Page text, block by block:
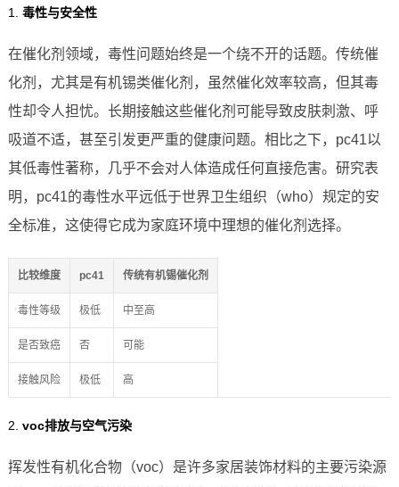
1. 毒性与安全性
在催化剂领域，毒性问题始终是一个绕不开的话题。传统催
化剂，尤其是有机锡类催化剂，虽然催化效率较高，但其毒
性却令人担忧。长期接触这些催化剂可能导致皮肤刺激、呼
吸道不适，甚至引发更严重的健康问题。相比之下，pc41以
其低毒性著称，几乎不会对人体造成任何直接危害。研究表
明，pc41的毒性水平远低于世界卫生组织（who）规定的安
全标准，这使得它成为家庭环境中理想的催化剂选择。
比较维度 pc41 传统有机锡催化剂
毒性等级 极低 中至高
是否致癌 否 可能
接触风险 极低 高
2. voc排放与空气污染
挥发性有机化合物（voc）是许多家居装饰材料的主要污染源